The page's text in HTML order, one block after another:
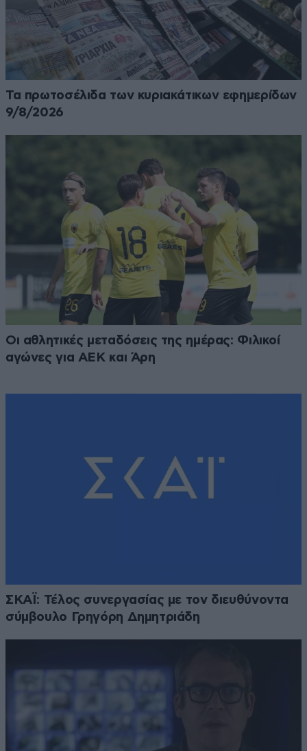
Τα πρωτοσέλιδα των κυριακάτικων εφημερίδων
9/8/2026
Οι αθλητικές μεταδόσεις της ημέρας: Φιλικοί
αγώνες για ΑΕΚ και Άρη
ΣΚΑΪ: Τέλος συνεργασίας με τον διευθύνοντα
σύμβουλο Γρηγόρη Δημητριάδη